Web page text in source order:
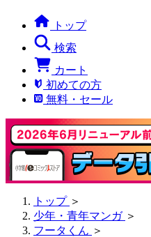
トップ
検索
カート
初めての方
無料・セール
トップ ＞
少年・青年マンガ ＞
フータくん ＞